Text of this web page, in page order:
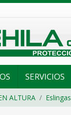
SERVICIOS
ALTURA Eslingas